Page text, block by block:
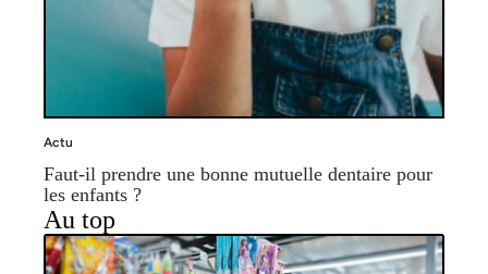
Actu
Faut-il prendre une bonne mutuelle dentaire pour
les enfants ?
Au top